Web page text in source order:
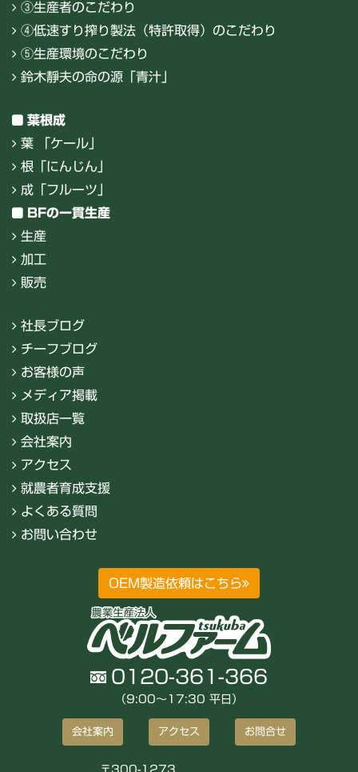
③生産者のこだわり
④低速すり搾り製法（特許取得）のこだわり
⑤生産環境のこだわり
鈴木靜夫の命の源「青汁」
葉根成
葉 「ケール」
根「にんじん」
成「フルーツ」
BFの一貫生産
生産
加工
販売
社長ブログ
チーフブログ
お客様の声
メディア掲載
取扱店一覧
会社案内
アクセス
就農者育成支援
よくある質問
お問い合わせ
OEM製造依頼はこちら
0120-361-366
（9:00〜17:30 平日）
会社案内 アクセス お問合せ